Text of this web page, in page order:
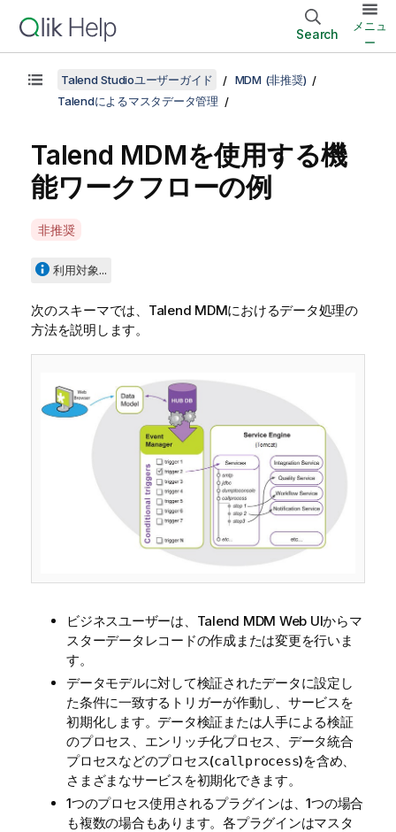
Search
メニュ
ー
Talend Studioユーザーガイド
MDM (非推奨)
Talendによるマスタデータ管理
Talend MDMを使用する機
能ワークフローの例
A
a
l
a
非推奨
利用対象...
次のスキーマでは、 Talend MDMにおけるデータ処理の
方法を説明します。
ビジネスユーザーは、 Talend MDM Web UIからマ
スターデータレコードの作成または変更を行いま
す。
データモデルに対して検証されたデータに設定し
た条件に一致するトリガーが作動し、サービスを
初期化します。データ検証または人手による検証
のプロセス、エンリッチ化プロセス、データ統合
プロセスなどのプロセス(callprocess)を含め、
さまざまなサービスを初期化できます。
1つのプロセス使用されるプラグインは、1つの場合
も複数の場合もあります。各プラグインはマスタ